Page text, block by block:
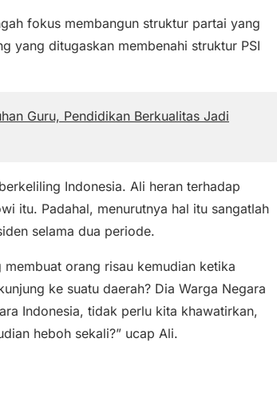
fokus membangun struktur partai yang
yang ditugaskan membenahi struktur PSI
Guru, Pendidikan Berkualitas Jadi
Indonesia. Ali heran terhadap
itu. Padahal, menurutnya hal itu sangatlah
selama dua periode.
orang risau kemudian ketika
ke suatu daerah? Dia Warga Negara
Indonesia, tidak perlu kita khawatirkan,
heboh sekali?” ucap Ali.